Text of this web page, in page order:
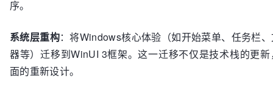
序。
系统层重构：将Windows核心体验（如开始菜单、任务栏
器等）迁移到WinUI 3框架。这一迁移不仅是技术栈的更
面的重新设计。